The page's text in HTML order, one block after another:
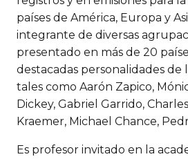
países de América, Europa y
integrante de diversas
presentado en más de 20
destacadas personalidades de
tales como Aarón Zapico,
Dickey, Gabriel Garrido,
Kraemer, Michael Chance,
Es profesor invitado en la